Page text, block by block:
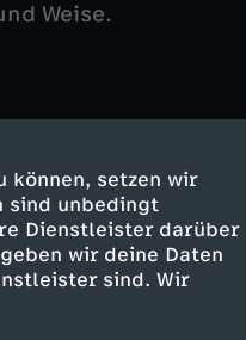
können, setzen wir
sind unbedingt
Dienstleister darüber
wir deine Daten
sind. Wir
Weise.
zu allen
ihrer kleinen
zum großen